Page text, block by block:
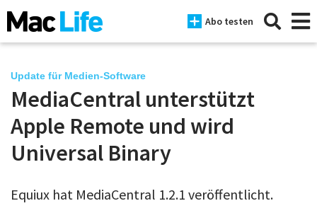
Abo testen
News
iPhone
iPad
Update für Medien-Software
MediaCentral unterstützt
Apple Remote und wird
Universal Binary
Equiux hat MediaCentral 1.2.1 veröffentlicht.